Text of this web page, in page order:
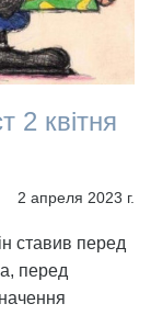
2 квітня
2 апреля 2023 г.
ставив перед
перед